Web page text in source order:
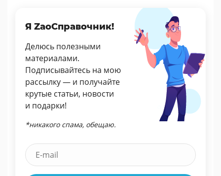
Я ZaoСправочник!
Делюсь полезными
материалами.
Подписывайтесь на мою
рассылку — и получайте
крутые статьи, новости
и подарки!
*никакого спама, обещаю.